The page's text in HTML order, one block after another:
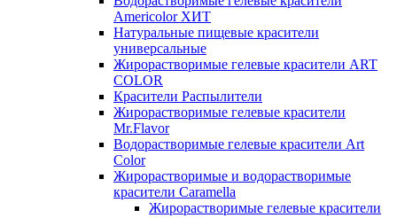
Americolor ХИТ
Натуральные пищевые красители
универсальные
Жирорастворимые гелевые красители ART
COLOR
Красители Распылители
Жирорастворимые гелевые красители
Mr.Flavor
Водорастворимые гелевые красители Art
Color
Жирорастворимые и водорастворимые
красители Caramella
Жирорастворимые гелевые красители